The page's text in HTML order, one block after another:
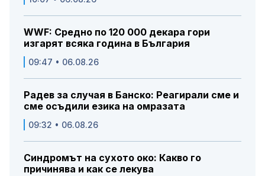
WWF: Средно по 120 000 декара гори
изгарят всяка година в България
09:47 • 06.08.26
Радев за случая в Банско: Реагирали сме и
сме осъдили езика на омразата
09:32 • 06.08.26
Синдромът на сухото око: Какво го
причинява и как се лекува